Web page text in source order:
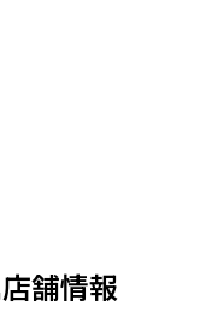
舗情報